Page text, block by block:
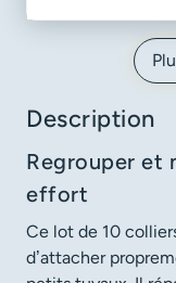
Description
Regrouper et
effort
Ce lot de 10
d’attacher